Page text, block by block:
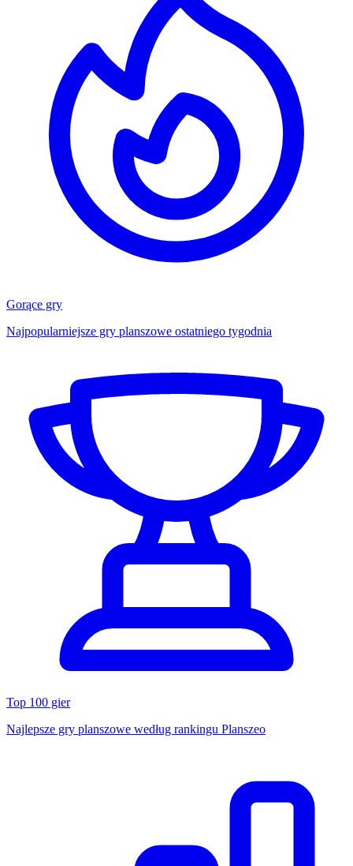
Gorące gry
Najpopularniejsze gry planszowe ostatniego tygodnia
Top 100 gier
Najlepsze gry planszowe według rankingu Planszeo